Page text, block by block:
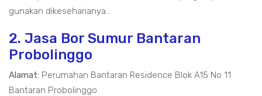
gunakan dikeseharianya...
2. Jasa Bor Sumur Bantaran
Probolinggo
Alamat: Perumahan Bantaran Residence Blok A15 No 11
Bantaran Probolinggo